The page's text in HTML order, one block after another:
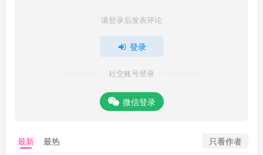
请登录后发表评论
登录
社交账号登录
微信登录
最新 最热 只看作者